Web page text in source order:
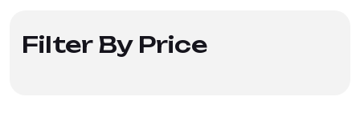
Filter By Price